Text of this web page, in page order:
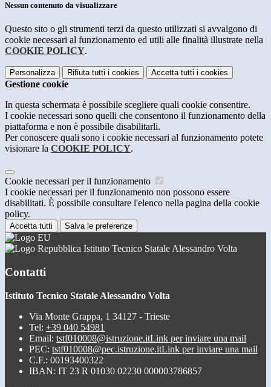
Nessun contenuto da visualizzare
Questo sito o gli strumenti terzi da questo utilizzati si avvalgono di
cookie necessari al funzionamento ed utili alle finalità illustrate nella
COOKIE POLICY.
Personalizza Rifiuta tutti i cookies Accetta tutti i cookies
Gestione cookie
In questa schermata è possibile scegliere quali cookie consentire.
I cookie necessari sono quelli che consentono il funzionamento della
piattaforma e non è possibile disabilitarli.
Per conoscere quali sono i cookie necessari al funzionamento potete
visionare la COOKIE POLICY.
Cookie necessari per il funzionamento
I cookie necessari per il funzionamento non possono essere
disabilitati. È possibile consultare l'elenco nella pagina della cookie
policy.
Accetta tutti Salva le preferenze
Istituto Tecnico Statale Alessandro Volta
Contatti
Istituto Tecnico Statale Alessandro Volta
Via Monte Grappa, 1 34127 - Trieste
Tel: +39 040 54981
Email: tstf010008@istruzione.itLink per inviare una mail
PEC: tstf010008@pec.istruzione.itLink per inviare una mail
C.F.: 00193400322
IBAN: IT 23 R 01030 02230 000003786857